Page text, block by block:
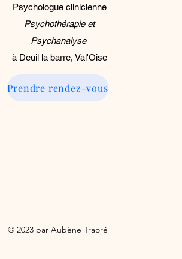
Psychologue clinicienne
Psychothérapie et
Psychanalyse
à Deuil la barre, Val'Oise
Prendre rendez-vous
© 2023 par Aubène Traoré